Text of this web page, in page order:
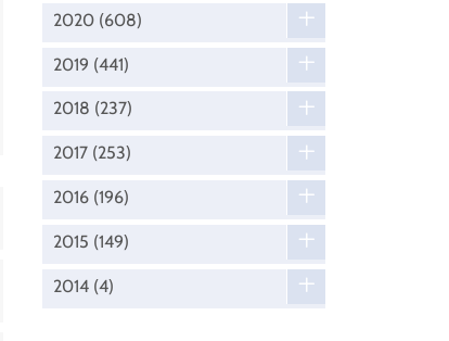
2020 (608)
2019 (441)
2018 (237)
2017 (253)
2016 (196)
2015 (149)
2014 (4)